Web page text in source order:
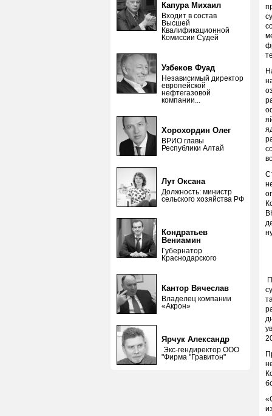
Капура Михаил
Входит в состав
Высшей
Квалификационной
Комиссии Судей
Узбеков Фуад
Независимый директор
европейской
нефтегазовой
компании...
Хорохордин Олег
ВРИО главы
Республики Алтай
Лут Оксана
Должность: министр
сельского хозяйства РФ
Кондратьев
Вениамин
Губернатор
Краснодарского
Кантор Вячеслав
Владелец компании
«Акрон»
Ярчук Александр
Экс-гендиректор ООО
"Фирма "Гравитон"